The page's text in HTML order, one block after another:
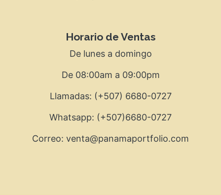
Horario de Ventas
De lunes a domingo
De 08:00am a 09:00pm
Llamadas: (+507) 6680-0727
Whatsapp: (+507)6680-0727
Correo: venta@panamaportfolio.com